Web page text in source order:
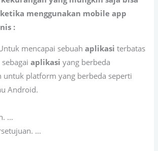
menggunakan mobile app
:
mencapai sebuahaplikasi terbatas
sebagaiaplikasi yang berbeda
untuk platform yang berbeda seperti
Android.
…
…